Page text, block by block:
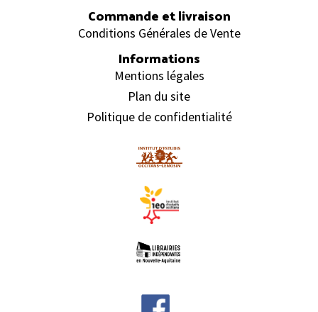
Commande et livraison
Conditions Générales de Vente
Informations
Mentions légales
Plan du site
Politique de confidentialité